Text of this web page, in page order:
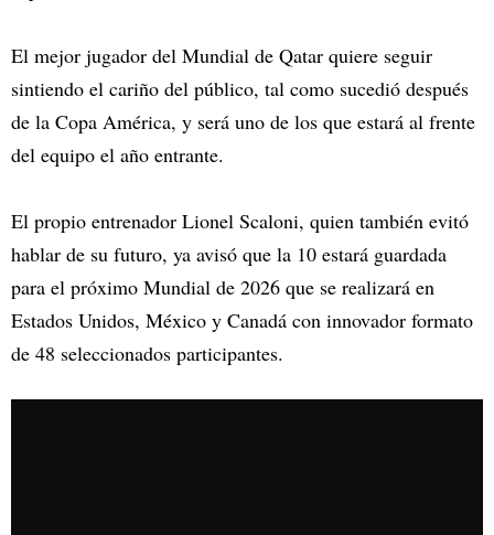
El mejor jugador del Mundial de Qatar quiere seguir
sintiendo el cariño del público, tal como sucedió después
de la Copa América, y será uno de los que estará al frente
del equipo el año entrante.
El propio entrenador Lionel Scaloni, quien también evitó
hablar de su futuro, ya avisó que la 10 estará guardada
para el próximo Mundial de 2026 que se realizará en
Estados Unidos, México y Canadá con innovador formato
de 48 seleccionados participantes.